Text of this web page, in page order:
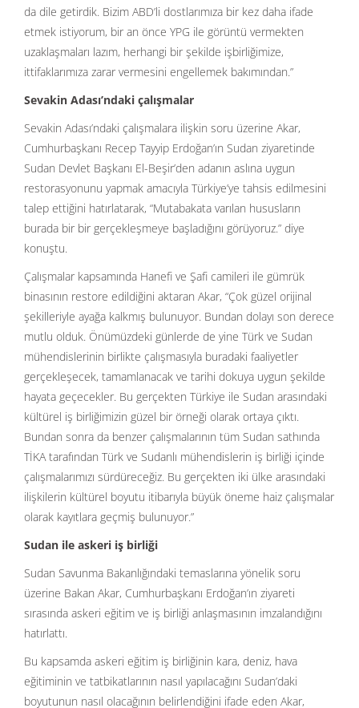
da dile getirdik. Bizim ABD’li dostlarımıza bir kez daha ifade
etmek istiyorum, bir an önce YPG ile görüntü vermekten
uzaklaşmaları lazım, herhangi bir şekilde işbirliğimize,
ittifaklarımıza zarar vermesini engellemek bakımından.”
Sevakin Adası’ndaki çalışmalar
Sevakin Adası’ndaki çalışmalara ilişkin soru üzerine Akar,
Cumhurbaşkanı Recep Tayyip Erdoğan’ın Sudan ziyaretinde
Sudan Devlet Başkanı El-Beşir’den adanın aslına uygun
restorasyonunu yapmak amacıyla Türkiye’ye tahsis edilmesini
talep ettiğini hatırlatarak, “Mutabakata varılan hususların
burada bir bir gerçekleşmeye başladığını görüyoruz.” diye
konuştu.
Çalışmalar kapsamında Hanefi ve Şafi camileri ile gümrük
binasının restore edildiğini aktaran Akar, “Çok güzel orijinal
şekilleriyle ayağa kalkmış bulunuyor. Bundan dolayı son derece
mutlu olduk. Önümüzdeki günlerde de yine Türk ve Sudan
mühendislerinin birlikte çalışmasıyla buradaki faaliyetler
gerçekleşecek, tamamlanacak ve tarihi dokuya uygun şekilde
hayata geçecekler. Bu gerçekten Türkiye ile Sudan arasındaki
kültürel iş birliğimizin güzel bir örneği olarak ortaya çıktı.
Bundan sonra da benzer çalışmalarının tüm Sudan sathında
TİKA tarafından Türk ve Sudanlı mühendislerin iş birliği içinde
çalışmalarımızı sürdüreceğiz. Bu gerçekten iki ülke arasındaki
ilişkilerin kültürel boyutu itibarıyla büyük öneme haiz çalışmalar
olarak kayıtlara geçmiş bulunuyor.”
Sudan ile askeri iş birliği
Sudan Savunma Bakanlığındaki temaslarına yönelik soru
üzerine Bakan Akar, Cumhurbaşkanı Erdoğan’ın ziyareti
sırasında askeri eğitim ve iş birliği anlaşmasının imzalandığını
hatırlattı.
Bu kapsamda askeri eğitim iş birliğinin kara, deniz, hava
eğitiminin ve tatbikatlarının nasıl yapılacağını Sudan’daki
boyutunun nasıl olacağının belirlendiğini ifade eden Akar,